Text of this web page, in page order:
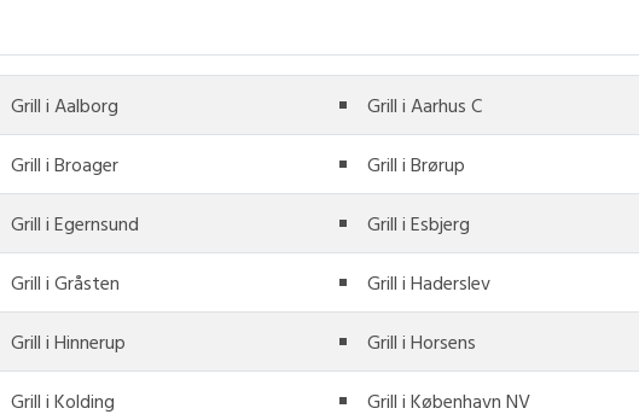
Grill i Aalborg Grill i Aarhus C
Grill i Broager Grill i Brørup
Grill i Egernsund Grill i Esbjerg
Grill i Gråsten Grill i Haderslev
Grill i Hinnerup Grill i Horsens
Grill i Kolding Grill i København NV